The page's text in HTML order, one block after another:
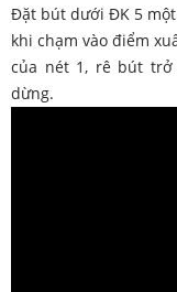
Đặt bút dưới ĐK 5
khi chạm vào điểm
của nét 1, rê bút trở
dừng.